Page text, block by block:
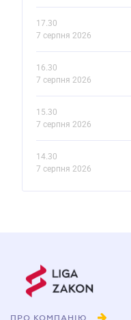
17.30
7 серпня 2026
16.30
7 серпня 2026
15.30
7 серпня 2026
14.30
7 серпня 2026
ПРО КОМПАНІЮ